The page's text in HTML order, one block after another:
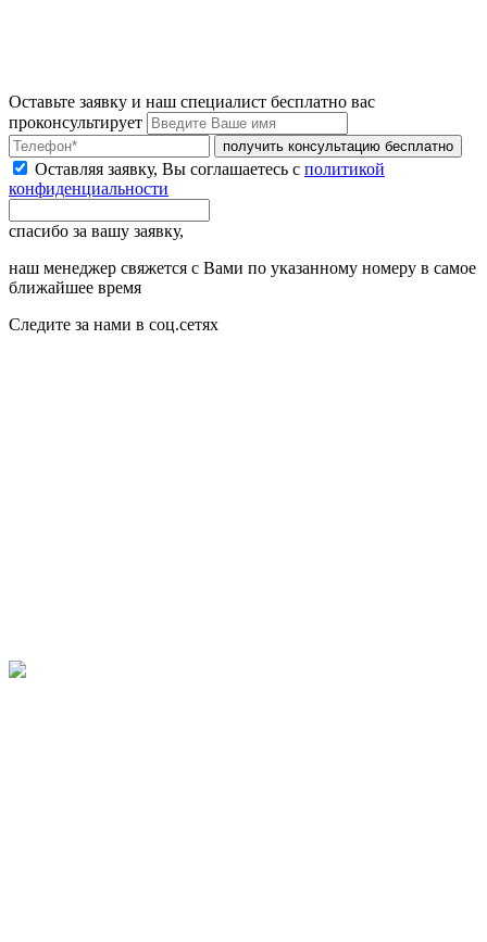
Оставьте заявку и наш специалист бесплатно вас
проконсультирует
получить консультацию бесплатно
Оставляя заявку, Вы соглашаетесь с политикой
конфиденциальности
спасибо за вашу заявку,
наш менеджер свяжется с Вами по указанному номеру в самое
ближайшее время
Следите за нами в соц.сетях